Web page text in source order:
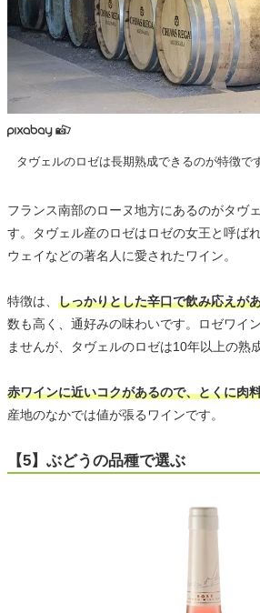
タヴェルのロゼは長期熟成できるのが特徴で
フランス南部のローヌ地方にあるのがタヴ
す。タヴェル産のロゼはロゼの女王と呼ば
ウェイなどの著名人に愛されたワイン。
特徴は、 しっかりとした辛口で飲み応えが
数も高く、通好みの味わいです。ロゼワイ
ませんが、タヴェルのロゼは10年以上の熟
赤ワインに近いコクがあるので、とくに肉
産地のなかでは値が張るワインです。
【5】ぶどうの品種で選ぶ